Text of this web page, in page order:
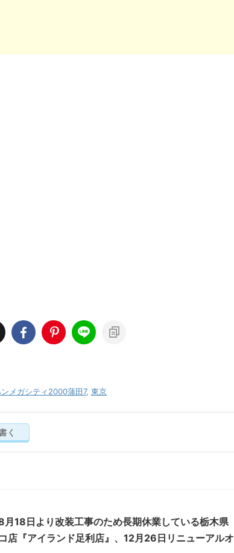
メガシティ2000蒲田7, 東京
く
月18日より改装工事のため長期休業している栃木県
店『アイランド足利店』、12月26日リニューアルオ